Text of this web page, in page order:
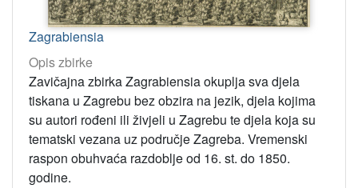
Zagrabiensia
Opis zbirke
Zavičajna zbirka Zagrabiensia okuplja sva djela
tiskana u Zagrebu bez obzira na jezik, djela kojima
su autori rođeni ili živjeli u Zagrebu te djela koja su
tematski vezana uz područje Zagreba. Vremenski
raspon obuhvaća razdoblje od 16. st. do 1850.
godine.